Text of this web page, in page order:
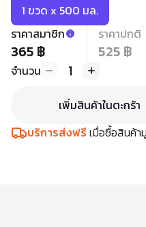
1 ขวด x 500 มล.
ราคาสมาชิก
365 ฿
ราคาปกติ
525 ฿
จำนวน 1
เพิ่มสินค้าในตะกร้า
บริการส่งฟรีเมื่อซื้อสินค้า